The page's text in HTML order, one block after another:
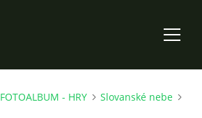
FOTOALBUM - HRY
Slovanské nebe